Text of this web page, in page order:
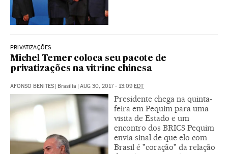
PRIVATIZAÇÕES
Michel Temer coloca seu pacote de
privatizações na vitrine chinesa
AFONSO BENITES | Brasília | AUG 30, 2017 - 13:09 EDT
Presidente chega na quinta-
feira em Pequim para uma
visita de Estado e um
encontro dos BRICS Pequim
envia sinal de que elo com
Brasil é "coração" da relação